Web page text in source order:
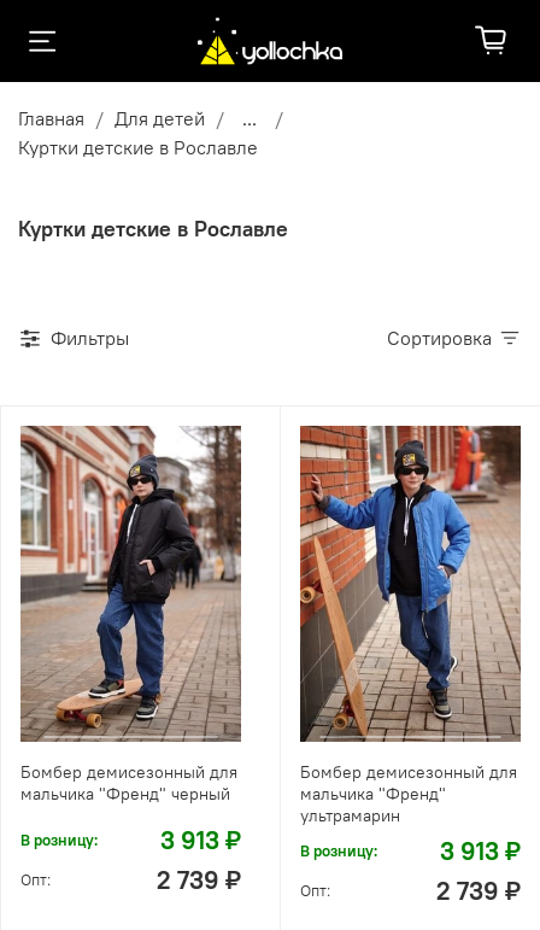
Главная Для детей
...
Куртки детские в Рославле
Куртки детские в Рославле
Фильтры Сортировка
Бомбер демисезонный для
мальчика "Френд" черный
В розницу: 3 913 ₽
Опт: 2 739 ₽
Бомбер демисезонный для
мальчика "Френд"
ультрамарин
В розницу: 3 913 ₽
Опт: 2 739 ₽